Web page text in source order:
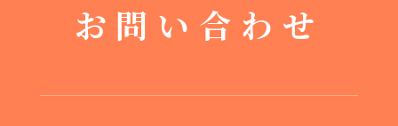
お問い合わせ